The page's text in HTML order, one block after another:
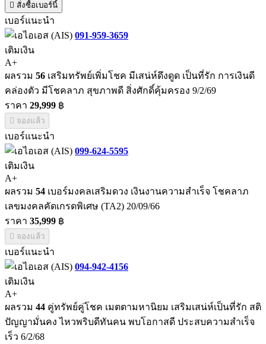
สั่งซื้อเบอร์นี้
เบอร์แนะนำ
091-959-3659
เติมเงิน
A+
ผลรวม 56 เสริมทรัพย์เพิ่มโชค มีเสน่ห์ดึงดูด เป็นที่รัก การเงินดี
คล่องตัว มีโชคลาภ สุขภาพดี สิ่งศักดิ์คุ้มครอง 9/2/69
ราคา 29,999 ฿
จองแล้ว
เบอร์แนะนำ
099-624-5595
เติมเงิน
A+
ผลรวม 54 เบอร์มงคลเสริมดวง เงินงานความสำเร็จ โชคลาภ
เลขมงคลคัดเกรดพิเศษ (TA2) 20/09/66
ราคา 35,999 ฿
จองแล้ว
เบอร์แนะนำ
094-942-4156
เติมเงิน
A+
ผลรวม 44 คู่ทรัพย์คู่โชค เมตตามหานิยม เสริมเสน่ห์เป็นที่รัก สติ
ปัญญามั่นคง ไหวพริบดีทันคน พบโอกาสดี ประสบความสำเร็จ
เร็ว 6/2/68